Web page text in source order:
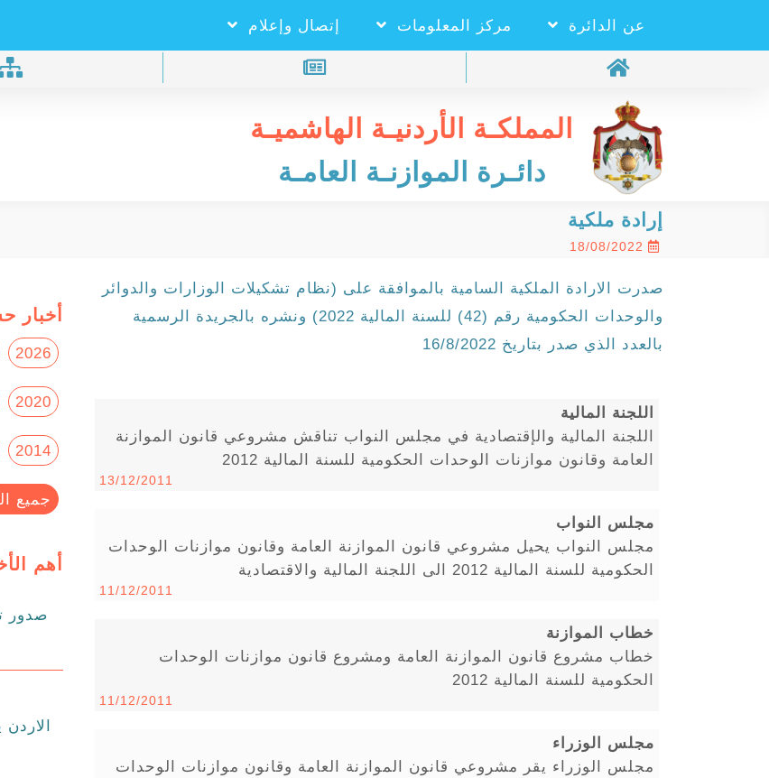
بحـث
المملكـة الأردنيـة الهاشميـة
دائـرة الموازنـة العامـة
عن الدائرة مركز المعلومات إتصال وإعلام
إرادة ملكية
18/08/2022
صدرت الارادة الملكية السامية بالموافقة على (نظام تشكيلات الوزارات والدوائر
والوحدات الحكومية رقم (42) للسنة المالية 2022) ونشره بالجريدة الرسمية
بالعدد الذي صدر بتاريخ 16/8/2022
اللجنة المالية
اللجنة المالية والإقتصادية في مجلس النواب تناقش مشروعي قانون الموازنة
العامة وقانون موازنات الوحدات الحكومية للسنة المالية 2012
13/12/2011
مجلس النواب
مجلس النواب يحيل مشروعي قانون الموازنة العامة وقانون موازنات الوحدات
الحكومية للسنة المالية 2012 الى اللجنة المالية والاقتصادية
11/12/2011
خطاب الموازنة
خطاب مشروع قانون الموازنة العامة ومشروع قانون موازنات الوحدات
الحكومية للسنة المالية 2012
11/12/2011
مجلس الوزراء
مجلس الوزراء يقر مشروعي قانون الموازنة العامة وقانون موازنات الوحدات
أخبار
2026
2020
2014
جميع
أهم
صدور